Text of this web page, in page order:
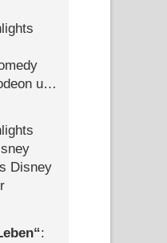
und
Disney
: